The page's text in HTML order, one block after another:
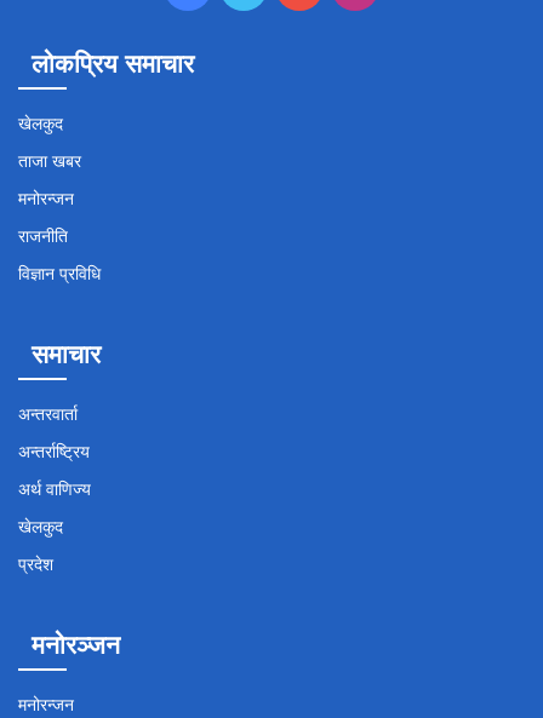
लोकप्रिय समाचार
खेलकुद
ताजा खबर
मनोरन्जन
राजनीति
विज्ञान प्रविधि
समाचार
अन्तरवार्ता
अन्तर्राष्ट्रिय
अर्थ वाणिज्य
खेलकुद
प्रदेश
मनोरञ्जन
मनोरन्जन